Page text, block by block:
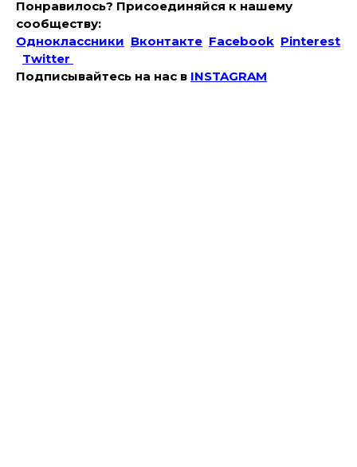
Понравилось? Присоединяйся к нашему
сообществу:
Одноклассники Вконтакте Facebook Pinterest
Twitter
Подписывайтесь на наc в INSTAGRAM